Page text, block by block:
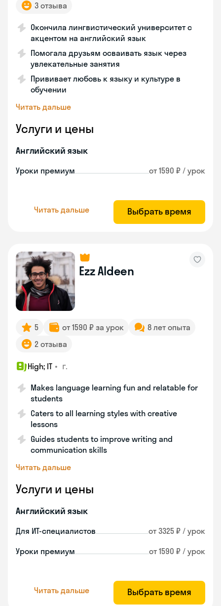
3 отзыва
Окончила лингвистический университет с
акцентом на английский язык
Помогала друзьям осваивать язык через
увлекательные занятия
Прививает любовь к языку и культуре в
обучении
Читать дальше
Услуги и цены
Английский язык
Уроки премиум от 1590 ₽ / урок
Читать дальше Выбрать время
Ezz Aldeen
5 от 1590 ₽ за урок
8 лет опыта
2 отзыва
High; IT • г.
Makes language learning fun and relatable for
students
Caters to all learning styles with creative
lessons
Guides students to improve writing and
communication skills
Читать дальше
Услуги и цены
Английский язык
Для ИТ-специалистов от 3325 ₽ / урок
Уроки премиум от 1590 ₽ / урок
Читать дальше Выбрать время